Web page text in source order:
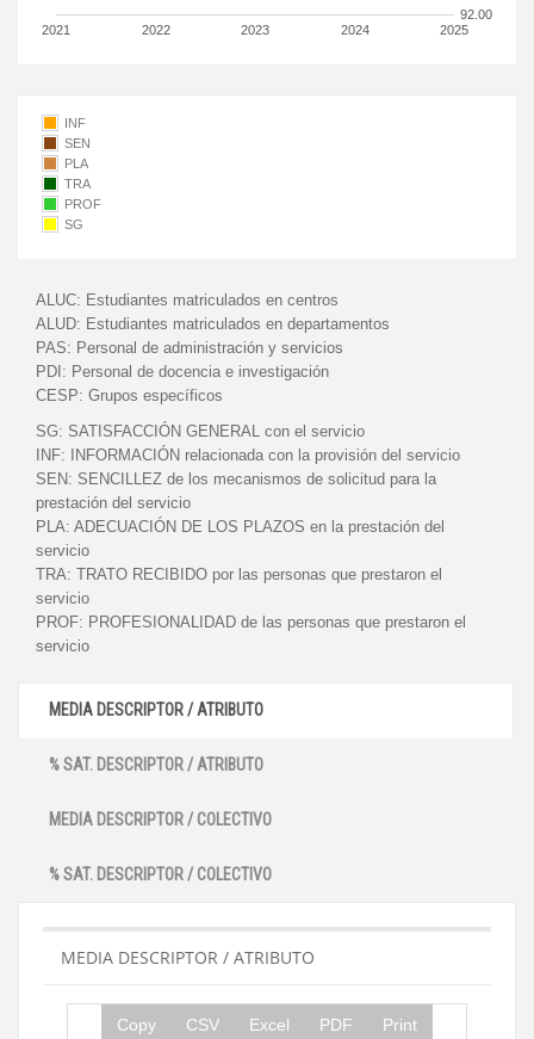
2021 2022 2023 2024 2025
92.00
INF
SEN
PLA
TRA
PROF
SG
ALUC: Estudiantes matriculados en centros
ALUD: Estudiantes matriculados en departamentos
PAS: Personal de administración y servicios
PDI: Personal de docencia e investigación
CESP: Grupos específicos
SG: SATISFACCIÓN GENERAL con el servicio
INF:
INFORMACIÓN relacionada con la provisión del servicio
SEN: SENCILLEZ de los mecanismos de solicitud para la
prestación del servicio
PLA: ADECUACIÓN DE LOS PLAZOS en la prestación del
servicio
TRA: TRATO RECIBIDO por las personas que prestaron el
servicio
PROF: PROFESIONALIDAD de las personas que prestaron el
servicio
MEDIA DESCRIPTOR / ATRIBUTO
% SAT. DESCRIPTOR / ATRIBUTO
MEDIA DESCRIPTOR / COLECTIVO
% SAT. DESCRIPTOR / COLECTIVO
MEDIA DESCRIPTOR / ATRIBUTO
Copy CSV Excel PDF Print